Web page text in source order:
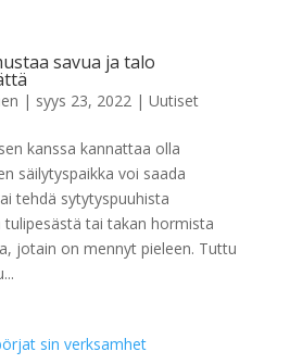
savua ja talo
| syys 23, 2022| Uutiset
kanssa kannattaa olla
säilytyspaikka voi saada
tehdä sytytyspuuhista
tulipesästä tai takan hormista
jotain on mennyt pieleen. Tuttu